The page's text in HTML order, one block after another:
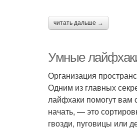
читать дальше →
Умные
Организация
Одним из главных
лайфхаки помогут вам
начать, — это
гвозди, пуговицы или